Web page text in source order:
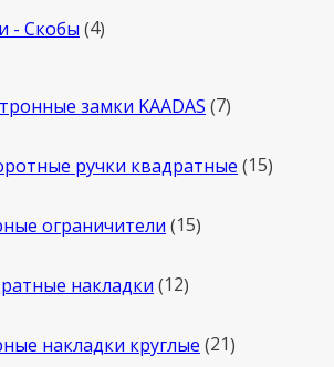
- Скобы 4товара
замки KAADAS 77
ручки квадратные 1515
ограничители 1515
накладки 1212
накладки круглые 2121